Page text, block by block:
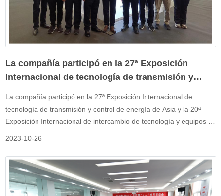
buena gobernanza y hará las debidas contribuciones al desarrollo
económico y Social de alta calidad de nuestra provincia y Ciudad.
La compañía participó en la 27ª Exposición
Internacional de tecnología de transmisión y
Internacional de intercambio de tecnología y
equipos de minería d
La compañía participó en la 27ª Exposición Internacional de
tecnología de transmisión y control de energía de Asia y la 20ª
Exposición Internacional de intercambio de tecnología y equipos de
2023-10-26